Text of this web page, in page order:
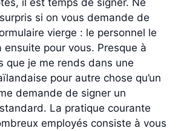
si on vous demande de
vierge : le personnel le
ensuite pour vous. Presque à
que je me rends dans une
pour autre chose qu’un
demande de signer un
La pratique courante
employés consiste à vous